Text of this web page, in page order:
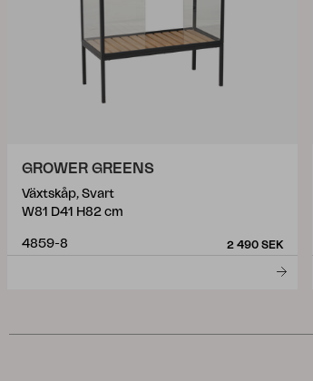
GROWER GREENS
Växtskåp, Svart
W81 D41 H82 cm
4859-8 2 490 SEK